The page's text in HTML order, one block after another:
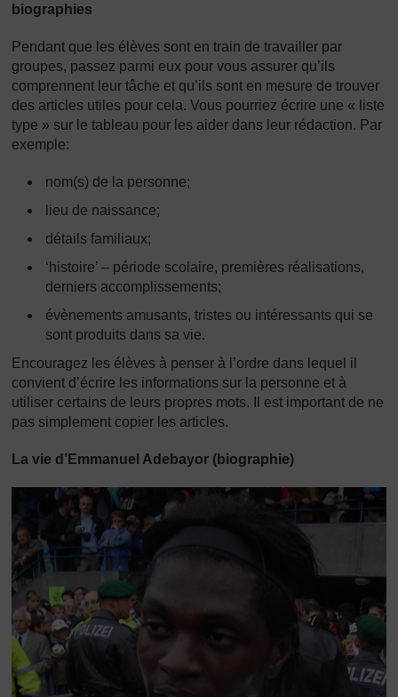
biographies
Pendant que les élèves sont en train de travailler par
groupes, passez parmi eux pour vous assurer qu’ils
comprennent leur tâche et qu’ils sont en mesure de trouver
des articles utiles pour cela. Vous pourriez écrire une « liste
type » sur le tableau pour les aider dans leur rédaction. Par
exemple:
nom(s) de la personne;
lieu de naissance;
détails familiaux;
‘histoire’ – période scolaire, premières réalisations,
derniers accomplissements;
évènements amusants, tristes ou intéressants qui se
sont produits dans sa vie.
Encouragez les élèves à penser à l’ordre dans lequel il
convient d’écrire les informations sur la personne et à
utiliser certains de leurs propres mots. Il est important de ne
pas simplement copier les articles.
La vie d’Emmanuel Adebayor (biographie)